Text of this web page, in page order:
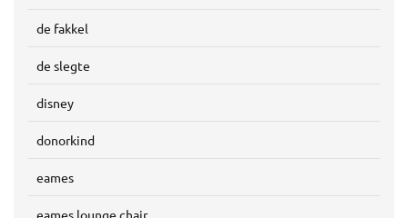
de fakkel
de slegte
disney
donorkind
eames
eames lounge chair